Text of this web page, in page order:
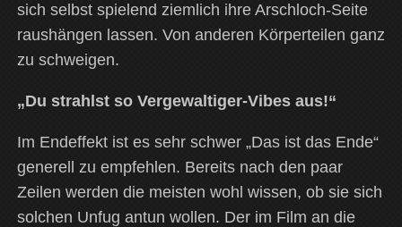
sich selbst spielend ziemlich ihre Arschloch-Seite
raushängen lassen. Von anderen Körperteilen ganz
zu schweigen.
„Du strahlst so Vergewaltiger-Vibes aus!“
Im Endeffekt ist es sehr schwer „Das ist das Ende“
generell zu empfehlen. Bereits nach den paar
Zeilen werden die meisten wohl wissen, ob sie sich
solchen Unfug antun wollen. Der im Film an die